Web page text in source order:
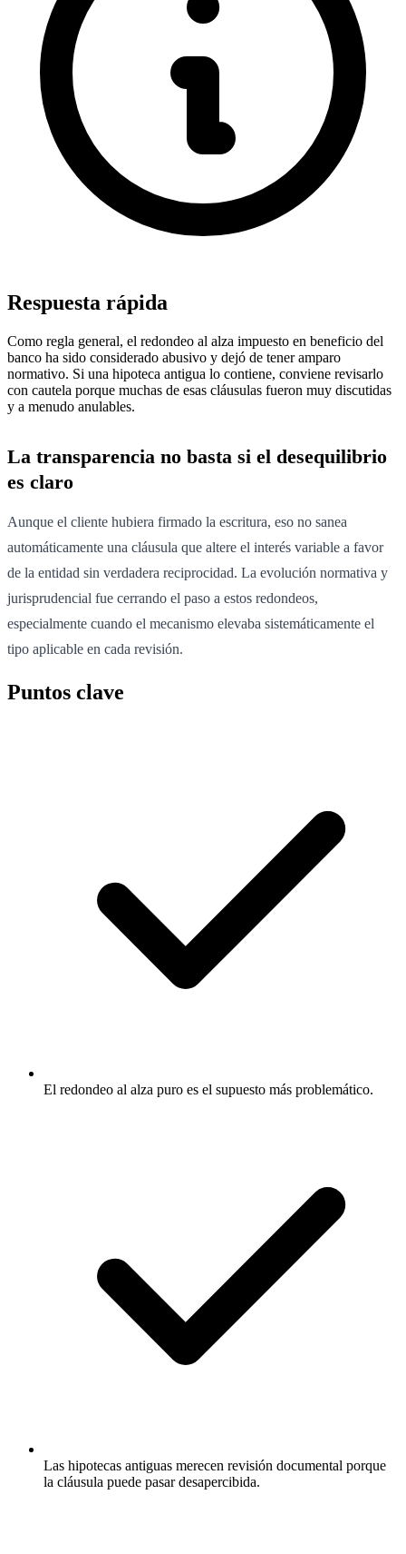
Respuesta rápida
Como regla general, el redondeo al alza impuesto en beneficio del
banco ha sido considerado abusivo y dejó de tener amparo
normativo. Si una hipoteca antigua lo contiene, conviene revisarlo
con cautela porque muchas de esas cláusulas fueron muy discutidas
y a menudo anulables.
La transparencia no basta si el desequilibrio
es claro
Aunque el cliente hubiera firmado la escritura, eso no sanea
automáticamente una cláusula que altere el interés variable a favor
de la entidad sin verdadera reciprocidad. La evolución normativa y
jurisprudencial fue cerrando el paso a estos redondeos,
especialmente cuando el mecanismo elevaba sistemáticamente el
tipo aplicable en cada revisión.
Puntos clave
El redondeo al alza puro es el supuesto más problemático.
Las hipotecas antiguas merecen revisión documental porque
la cláusula puede pasar desapercibida.